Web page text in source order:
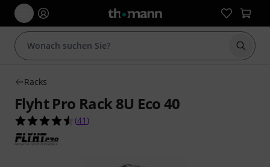
Suche
Racks
Flyht Pro Rack 8U Eco 40
4.5 von 5 Sternen aus 41 Kundenbewertungen
(41 )